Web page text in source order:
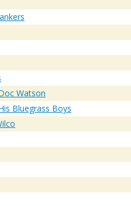
Watson
Bluegrass Boys